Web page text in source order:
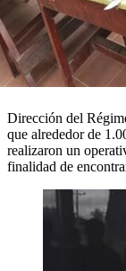
Dirección del
que alrededor de
realizaron un
finalidad de